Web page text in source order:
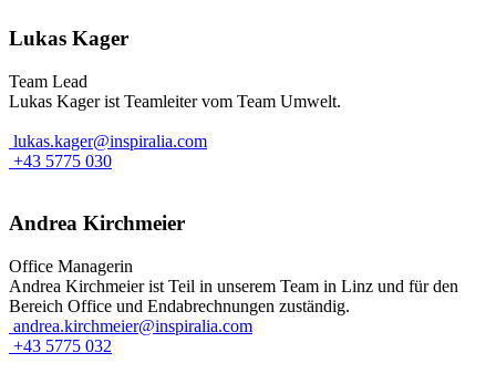
Lukas Kager
Team Lead
Lukas Kager ist Teamleiter vom Team Umwelt.
lukas.kager@inspiralia.com
+43 5775 030
Andrea Kirchmeier
Office Managerin
Andrea Kirchmeier ist Teil in unserem Team in Linz und für den
Bereich Office und Endabrechnungen zuständig.
andrea.kirchmeier@inspiralia.com
+43 5775 032